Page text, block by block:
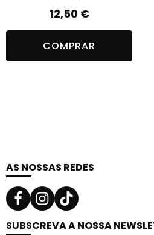
12,50 €
COMPRAR
AS NOSSAS REDES
SUBSCREVA A NOSSA